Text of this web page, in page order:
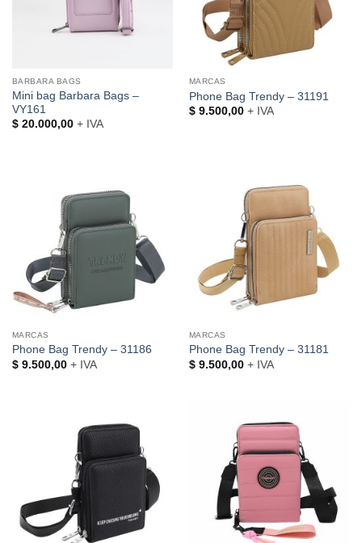
BARBARA BAGS
Mini bag Barbara Bags –
VY161
$20.000,00+ IVA
MARCAS
Phone Bag Trendy – 31191
$9.500,00+ IVA
MARCAS
Phone Bag Trendy – 31186
$9.500,00+ IVA
MARCAS
Phone Bag Trendy – 31181
$9.500,00+ IVA